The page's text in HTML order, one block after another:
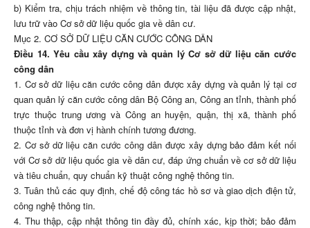
b) Kiểm tra, chịu trách nhiệm về thông tin, tài liệu đã được cập nhật,
lưu trữ vào Cơ sở dữ liệu quốc gia về dân cư.
Mục 2. CƠ SỞ DỮ LIỆU CĂN CƯỚC CÔNG DÂN
Điều 14. Yêu cầu xây dựng và quản lý Cơ sở dữ liệu căn cước
công dân
1. Cơ sở dữ liệu căn cước công dân được xây dựng và quản lý tại cơ
quan quản lý căn cước công dân Bộ Công an, Công an tỉnh, thành phố
trực thuộc trung ương và Công an huyện, quận, thị xã, thành phố
thuộc tỉnh và đơn vị hành chính tương đương.
2. Cơ sở dữ liệu căn cước công dân được xây dựng bảo đảm kết nối
với Cơ sở dữ liệu quốc gia về dân cư, đáp ứng chuẩn về cơ sở dữ liệu
và tiêu chuẩn, quy chuẩn kỹ thuật công nghệ thông tin.
3. Tuân thủ các quy định, chế độ công tác hồ sơ và giao dịch điện tử,
công nghệ thông tin.
4. Thu thập, cập nhật thông tin đầy đủ, chính xác, kịp thời; bảo đảm